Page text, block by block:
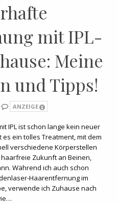
mit IPL-
Meine
und Tipps!
ANZEIGE
IPL ist schon lange kein neuer
ein tolles Treatment, mit dem
verschiedene Körperstellen
Zukunft an Beinen,
Während ich auch schon
Haarentfernung im
verwende ich Zuhause nach